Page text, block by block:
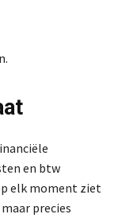
en btw
elk moment ziet
precies